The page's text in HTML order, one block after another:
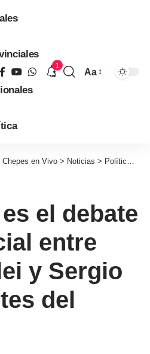
1
Aa
en Vivo > Noticias > Política >
el debate
entre
y Sergio
del